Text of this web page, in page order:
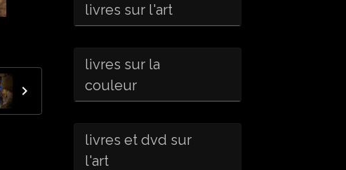
livres sur l'art
livres sur la
couleur
livres et dvd sur
l'art